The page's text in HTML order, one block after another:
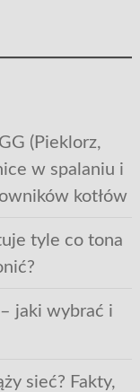
(Pieklorz,
w spalaniu i
kotłów
tyle co tona
jaki wybrać i
sieć? Fakty,